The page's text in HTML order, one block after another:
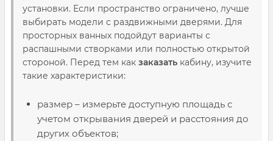
установки. Если пространство ограничено, лучше
выбирать модели с раздвижными дверями. Для
просторных ванных подойдут варианты с
распашными створками или полностью открытой
стороной. Перед тем как заказать кабину, изучите
такие характеристики:
размер – измерьте доступную площадь с
учетом открывания дверей и расстояния до
других объектов;